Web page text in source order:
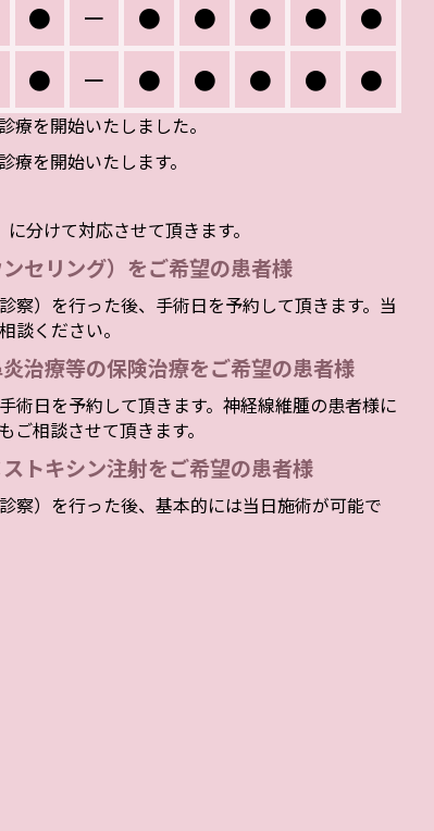
● ー ● ● ● ●
●
● ー ● ● ● ● ●
を開始いたしました。
を開始いたします。
分けて対応させて頂きます。
セリング）をご希望の患者様
察）を行った後、手術日を予約して頂きます。当
談ください。
治療等の保険治療をご希望の患者様
術日を予約して頂きます。神経線維腫の患者様に
相談させて頂きます。
トキシン注射をご希望の患者様
察）を行った後、基本的には当日施術が可能で